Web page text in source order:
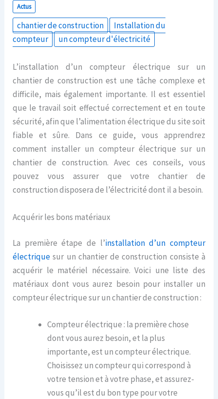
Actus
chantier de construction
Installation du
compteur
un compteur d'électricité
L’installation d’un compteur électrique sur un
chantier de construction est une tâche complexe et
difficile, mais également importante. Il est essentiel
que le travail soit effectué correctement et en toute
sécurité, afin que l’alimentation électrique du site soit
fiable et sûre. Dans ce guide, vous apprendrez
comment installer un compteur électrique sur un
chantier de construction. Avec ces conseils, vous
pouvez vous assurer que votre chantier de
construction disposera de l’électricité dont il a besoin.
Acquérir les bons matériaux
La première étape de l’installation d’un compteur
électrique sur un chantier de construction consiste à
acquérir le matériel nécessaire. Voici une liste des
matériaux dont vous aurez besoin pour installer un
compteur électrique sur un chantier de construction :
Compteur électrique : la première chose
dont vous aurez besoin, et la plus
importante, est un compteur électrique.
Choisissez un compteur qui correspond à
votre tension et à votre phase, et assurez-
vous qu’il est du bon type pour votre